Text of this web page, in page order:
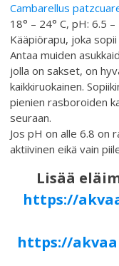
Cambarellus
18° – 24° C, pH: 6.5
Kääpiörapu, joka
Antaa muiden
jolla on sakset, on
kaikkiruokainen.
pienien rasboroiden
seuraan.
Jos pH on alle 6.8 on
aktiivinen eikä vain
Lisää
https://
https://